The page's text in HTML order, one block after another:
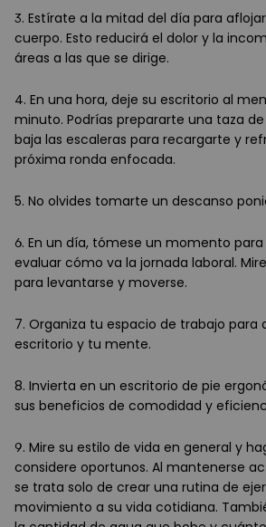
3. Estírate a la mitad del día para
cuerpo. Esto reducirá el dolor y la
áreas a las que se dirige.
4. En una hora, deje su escritorio al
minuto. Podrías prepararte una taza
baja las escaleras para recargarte y
próxima ronda enfocada.
5. No olvides tomarte un descanso
6. En un día, tómese un momento
evaluar cómo va la jornada laboral.
para levantarse y moverse.
7. Organiza tu espacio de trabajo para
escritorio y tu mente.
8. Invierta en un escritorio de pie
sus beneficios de comodidad y
9. Mire su estilo de vida en general y
considere oportunos. Al mantenerse
se trata solo de crear una rutina de
movimiento a su vida cotidiana.